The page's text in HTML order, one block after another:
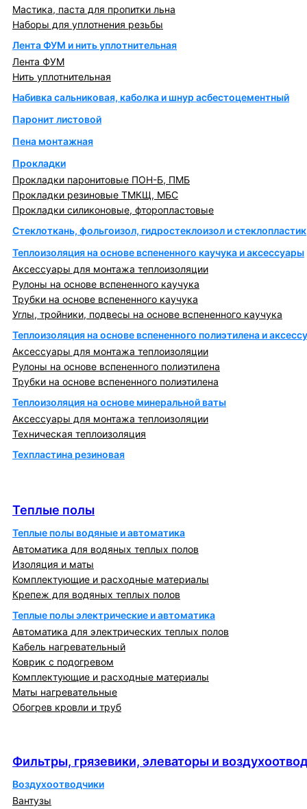
Мастика, паста для пропитки льна
Наборы для уплотнения резьбы
Лента ФУМ и нить уплотнительная
Лента ФУМ
Нить уплотнительная
Набивка сальниковая, каболка и шнур асбестоцементный
Паронит листовой
Пена монтажная
Прокладки
Прокладки паронитовые ПОН-Б, ПМБ
Прокладки резиновые ТМКЩ, МБС
Прокладки силиконовые, фторопластовые
Стеклоткань, фольгоизол, гидростеклоизол и стеклопластик
Теплоизоляция на основе вспененного каучука и аксессуары
Аксессуары для монтажа теплоизоляции
Рулоны на основе вспененного каучука
Трубки на основе вспененного каучука
Углы, тройники, подвесы на основе вспененного каучука
Теплоизоляция на основе вспененного полиэтилена и
Аксессуары для монтажа теплоизоляции
Рулоны на основе вспененного полиэтилена
Трубки на основе вспененного полиэтилена
Теплоизоляция на основе минеральной ваты
Аксессуары для монтажа теплоизоляции
Техническая теплоизоляция
Техпластина резиновая
Теплые полы
Теплые полы водяные и автоматика
Автоматика для водяных теплых полов
Изоляция и маты
Комплектующие и расходные материалы
Крепеж для водяных теплых полов
Теплые полы электрические и автоматика
Автоматика для электрических теплых полов
Кабель нагревательный
Коврик с подогревом
Комплектующие и расходные материалы
Маты нагревательные
Обогрев кровли и труб
Фильтры, грязевики, элеваторы и
Воздухоотводчики
Вантузы